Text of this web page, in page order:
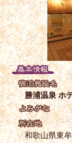
勝浦温泉 ホ
和歌山県東